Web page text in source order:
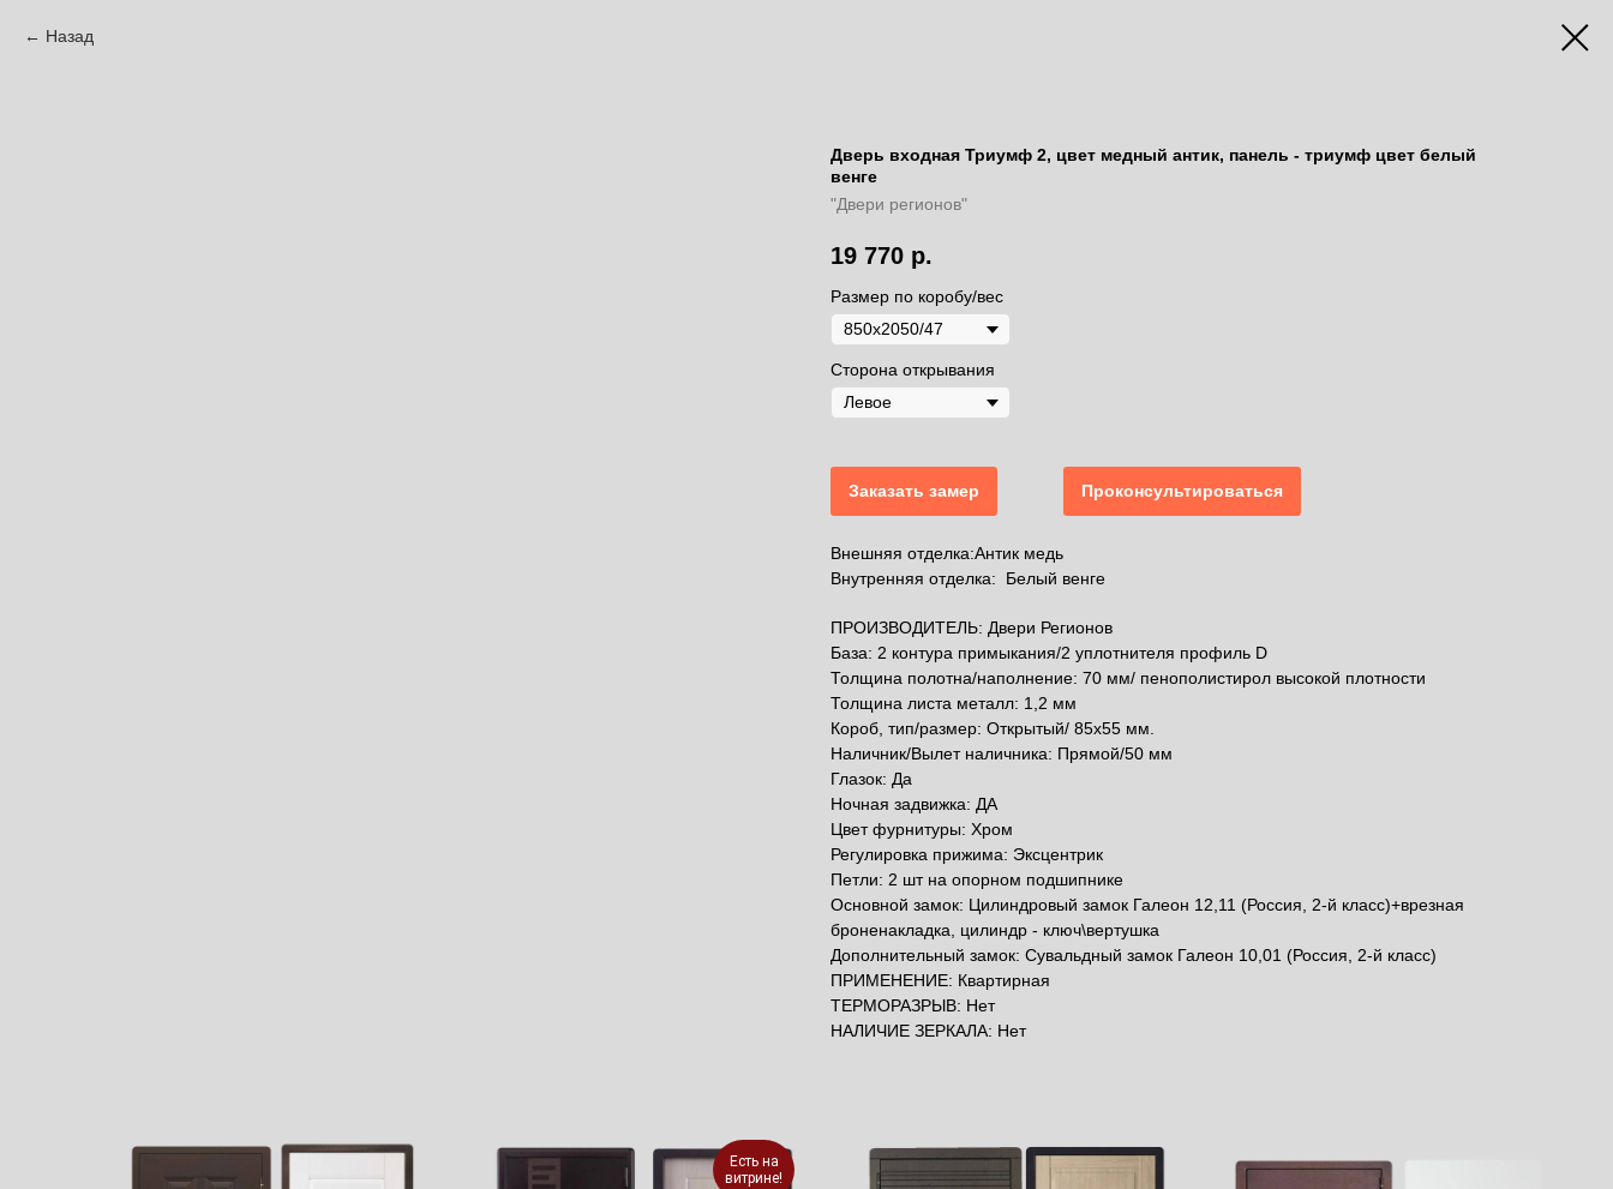
Назад
Дверь входная Триумф 2, цвет медный антик, панель - триумф цвет белый
венге
"Двери регионов"
19 770 р.
Размер по коробу/вес
Сторона открывания
Заказать замер Проконсультироваться
Внешняя отделка:Антик медь
Внутренняя отделка: Белый венге
ПРОИЗВОДИТЕЛЬ: Двери Регионов
База: 2 контура примыкания/2 уплотнителя профиль D
Толщина полотна/наполнение: 70 мм/ пенополистирол высокой плотности
Толщина листа металл: 1,2 мм
Короб, тип/размер: Открытый/ 85х55 мм.
Наличник/Вылет наличника: Прямой/50 мм
Глазок: Да
Ночная задвижка: ДА
Цвет фурнитуры: Хром
Регулировка прижима: Эксцентрик
Петли: 2 шт на опорном подшипнике
Основной замок: Цилиндровый замок Галеон 12,11 (Россия, 2-й класс)+врезная
броненакладка, цилиндр - ключ\вертушка
Дополнительный замок: Сувальдный замок Галеон 10,01 (Россия, 2-й класс)
ПРИМЕНЕНИЕ: Квартирная
ТЕРМОРАЗРЫВ: Нет
НАЛИЧИЕ ЗЕРКАЛА: Нет
Есть на
витрине!